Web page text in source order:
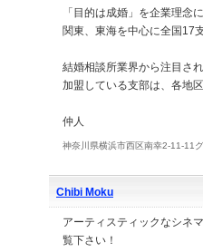
「目的は成婚」を企業理念
関東、東海を中心に全国17
結婚相談所業界から注目さ
加盟している支部は、各地
仲人
神奈川県横浜市西区南幸2-11-11
Chibi Moku
アーティスティックなシネ
覧下さい！